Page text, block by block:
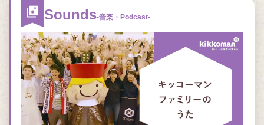
Sounds-音楽・Podcast-